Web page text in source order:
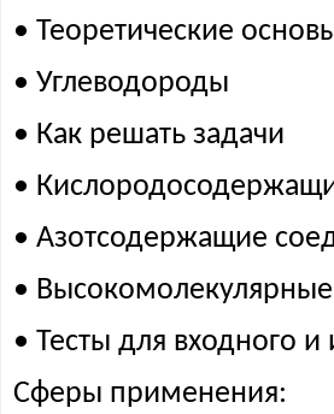
• Теоретические
• Углеводороды
• Как решать задачи
•
• Азотсодержащие
•
• Тесты для входного и
Сферы применения: